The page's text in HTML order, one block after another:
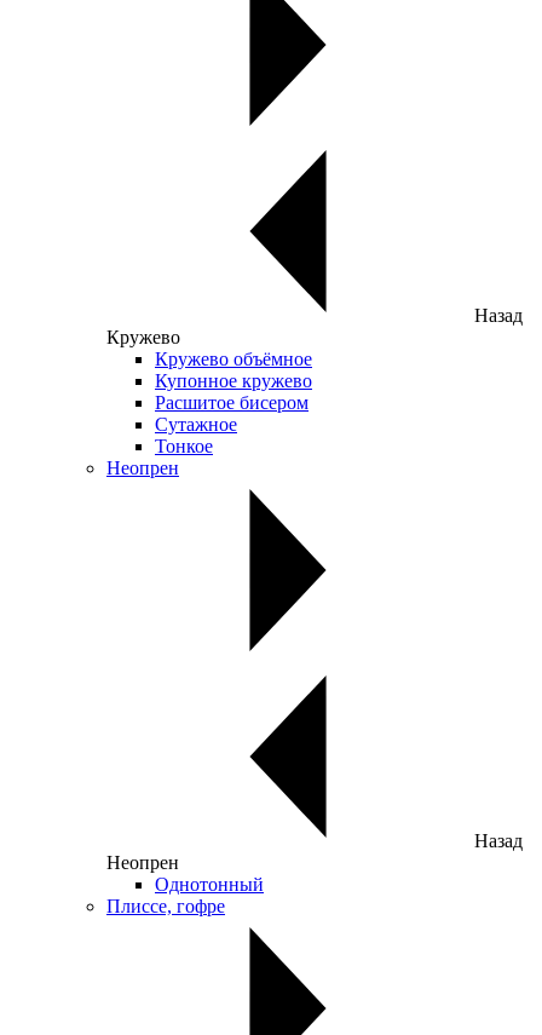
Назад
Кружево
Кружево объёмное
Купонное кружево
Расшитое бисером
Сутажное
Тонкое
Неопрен
Назад
Неопрен
Однотонный
Плиссе, гофре